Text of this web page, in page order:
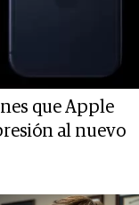
que Apple
al nuevo